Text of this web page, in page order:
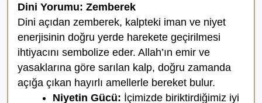
Dini Yorumu: Zemberek
Dini açıdan zemberek, kalpteki iman ve niyet
enerjisinin doğru yerde harekete geçirilmesi
ihtiyacını sembolize eder. Allah’ın emir ve
yasaklarına göre sarılan kalp, doğru zamanda
açığa çıkan hayırlı amellerle bereket bulur.
Niyetin Gücü: İçimizde biriktirdiğimiz iyi